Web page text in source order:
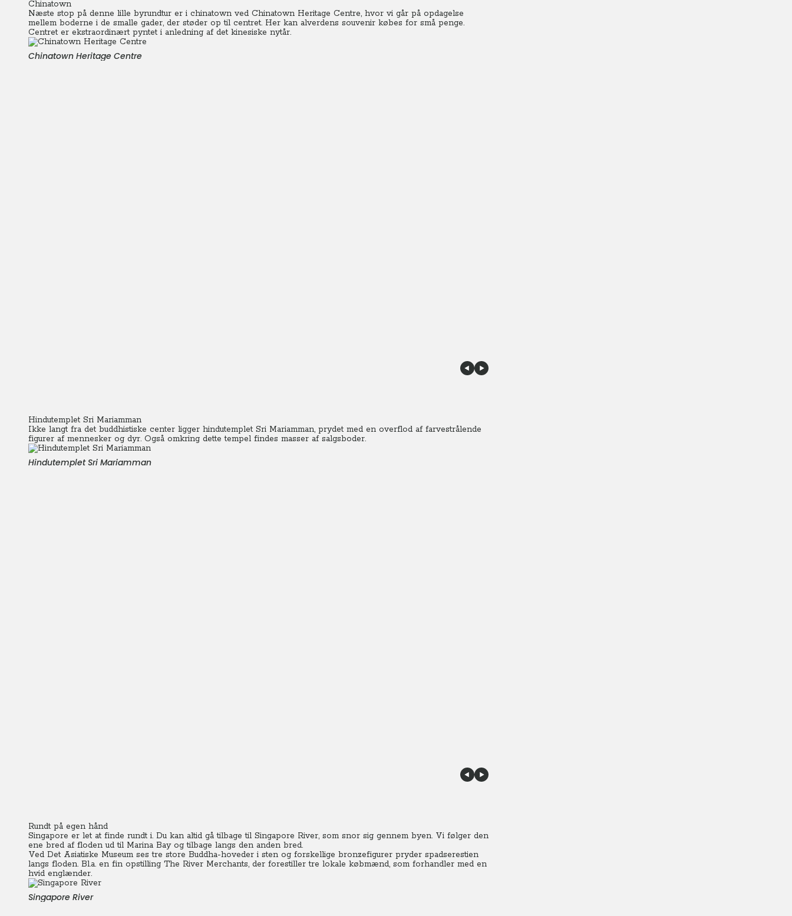
Chinatown
Næste stop på denne lille byrundtur er i chinatown ved Chinatown Heritage Centre, hvor vi går på opdagelse
mellem boderne i de smalle gader, der støder op til centret. Her kan alverdens souvenir købes for små penge.
Centret er ekstraordinært pyntet i anledning af det kinesiske nytår.
Chinatown Heritage Centre
Hindutemplet Sri Mariamman
Ikke langt fra det buddhistiske center ligger hindutemplet Sri Mariamman, prydet med en overflod af farvestrålende
figurer af mennesker og dyr. Også omkring dette tempel findes masser af salgsboder.
Hindutemplet Sri Mariamman
Rundt på egen hånd
Singapore er let at finde rundt i. Du kan altid gå tilbage til Singapore River, som snor sig gennem byen. Vi følger den
ene bred af floden ud til Marina Bay og tilbage langs den anden bred.
Ved Det Asiatiske Museum ses tre store Buddha-hoveder i sten og forskellige bronzefigurer pryder spadserestien
langs floden. Bl.a. en fin opstilling The River Merchants, der forestiller tre lokale købmænd, som forhandler med en
hvid englænder.
Singapore River